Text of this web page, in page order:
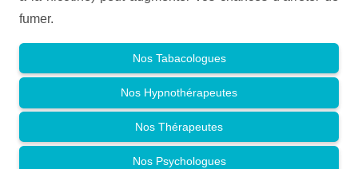
fumer.
Nos Tabacologues
Nos Hypnothérapeutes
Nos Thérapeutes
Nos Psychologues